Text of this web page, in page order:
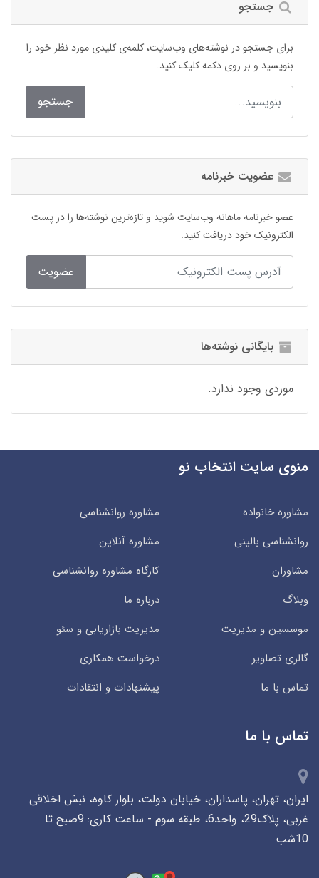
جستجو
برای جستجو در نوشته‌های وب‌سایت، کلمه‌ی کلیدی مورد نظر خود را
بنویسید و بر روی دکمه کلیک کنید.
جستجو
عضویت خبرنامه
عضو خبرنامه ماهانه وب‌سایت شوید و تازه‌ترین نوشته‌ها را در پست
الکترونیک خود دریافت کنید.
عضویت
بایگانی نوشته‌ها
موردی وجود ندارد.
منوی سایت انتخاب نو
مشاوره خانواده
مشاوره روانشناسی
روانشناسی بالینی
مشاوره آنلاین
مشاوران
کارگاه مشاوره روانشناسی
وبلاگ
درباره ما
موسسین و مدیریت
مدیریت بازاریابی و سئو
گالری تصاویر
درخواست همکاری
تماس با ما
پیشنهادات و انتقادات
تماس با ما
ایران، تهران، پاسداران، خیابان دولت، بلوار کاوه، نبش اخلاقی
غربی، پلاک29، واحد6، طبقه سوم - ساعت کاری: 9صبح تا
10شب